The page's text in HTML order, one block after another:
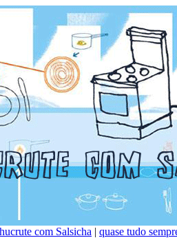
com Salsicha | quase tudo